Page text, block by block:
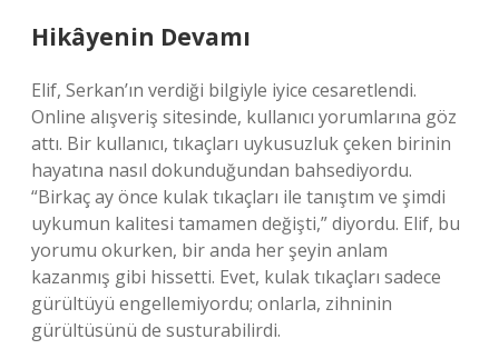
Hikâyenin Devamı
Elif, Serkan’ın verdiği bilgiyle iyice cesaretlendi.
Online alışveriş sitesinde, kullanıcı yorumlarına göz
attı. Bir kullanıcı, tıkaçları uykusuzluk çeken birinin
hayatına nasıl dokunduğundan bahsediyordu.
“Birkaç ay önce kulak tıkaçları ile tanıştım ve şimdi
uykumun kalitesi tamamen değişti,” diyordu. Elif, bu
yorumu okurken, bir anda her şeyin anlam
kazanmış gibi hissetti. Evet, kulak tıkaçları sadece
gürültüyü engellemiyordu; onlarla, zihninin
gürültüsünü de susturabilirdi.